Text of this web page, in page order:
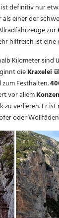
definitiv nur
als einer der
zur
hilfreich ist eine
Kilometer
dieKraxelei
Festhalten.
vor allem
zu verlieren. Er
oder